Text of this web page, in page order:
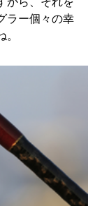
ラー個々の幸